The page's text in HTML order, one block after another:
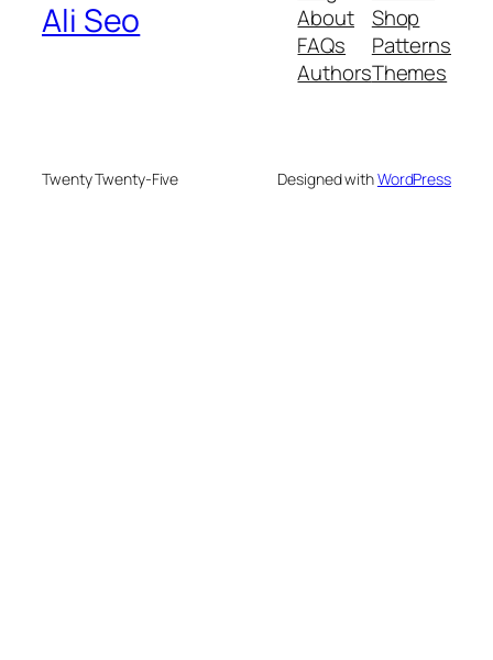
Ali Seo
About
FAQs
Authors
Shop
Patterns
Themes
Twenty Twenty-Five Designed withWordPress